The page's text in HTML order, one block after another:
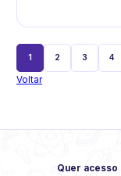
1 2 3 4
Voltar
Quer acesso